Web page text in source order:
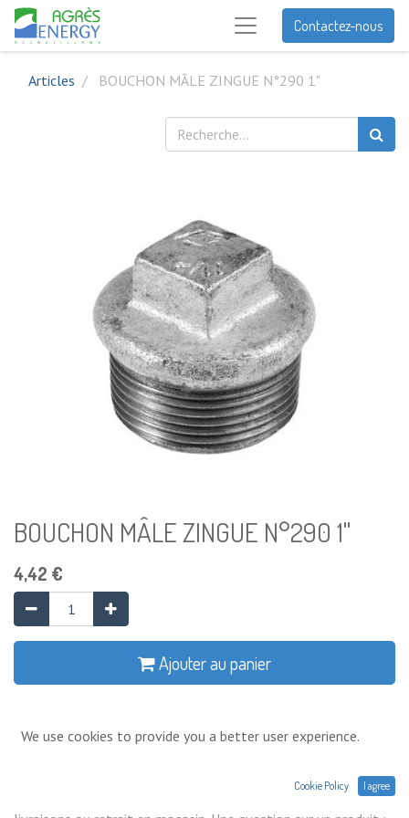
Contactez-nous
Articles BOUCHON MÂLE ZINGUE N°290 1"
BOUCHON MÂLE ZINGUE N°290 1"
4,42 €
Ajouter au panier
Prix exprimés Hors TVA. Expéditions,
We use cookies to provide you a better user experience.
Cookie Policy I agree